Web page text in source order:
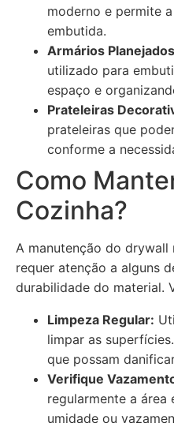
moderno e permite
embutida.
Armários
utilizado para
espaço e
Prateleiras
prateleiras que
conforme a
Como
Cozinha?
A manutenção do drywall
requer atenção a alguns
durabilidade do material.
Limpeza Regular:
limpar as
que possam
Verifique
regularmente a área
umidade ou